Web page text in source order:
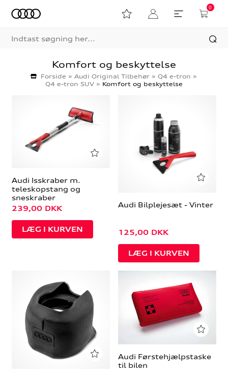
0
Komfort og beskyttelse
Forside »Audi Original Tilbehør » Q4 e-tron »
Q4 e-tron SUV» Komfort og beskyttelse
Audi Isskraber m.
teleskopstang og
sneskraber
239,00 DKK Audi Bilplejesæt - Vinter
125,00 DKK
Audi Førstehjælpstaske
til bilen